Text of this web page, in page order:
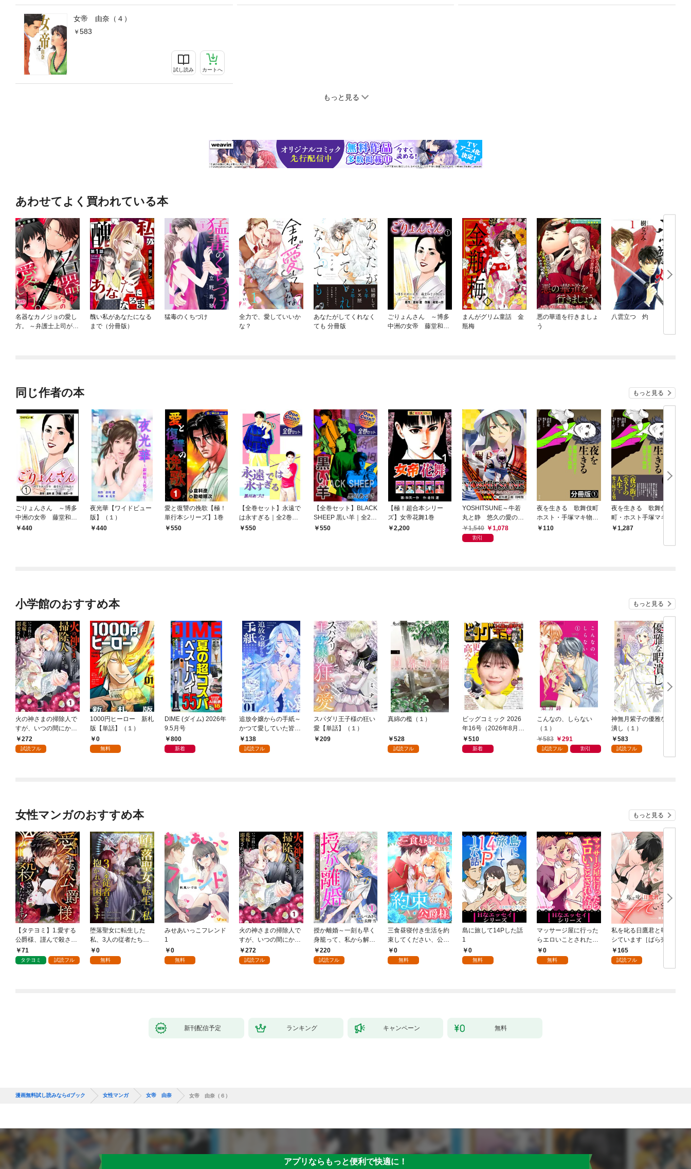
女帝 由奈（４）
583
試し読み カートへ
もっと見る
あわせてよく買われている本
名器なカノジョの愛し
方。 ～弁護士上司が私
醜い私があなたになる
まで（分冊版）
猛毒のくちづけ
全力で、愛していいか
な？
あなたがしてくれなく
ても 分冊版
ごりょんさん ～博多
中洲の女帝 藤堂和子
まんがグリム童話 金
瓶梅
悪の華道を行きましょ
う
八雲立つ 灼
同じ作者の本 もっと見る
ごりょんさん ～博多
中洲の女帝 藤堂和子
の物語～ 1【ワイド
440
夜光華【ワイドビュー
版】（１）
440
愛と復讐の挽歌【極！
単行本シリーズ】1巻
550
【全巻セット】永遠で
は永すぎる｜全2巻ワ
ンコイン！！
550
【全巻セット】BLACK
SHEEP 黒い羊｜全2巻
ワンコイン！！
550
【極！超合本シリー
ズ】女帝花舞1巻
2,200
YOSHITSUNE～牛若
丸と静 悠久の愛の物
語～【合冊版】
1,540 1,078
割引
夜を生きる 歌舞伎町
ホスト・手塚マキ物
語 分冊版（1）
110
夜を生きる 歌舞伎
町・ホスト手塚マキ物
語1,287
小学館のおすすめ本 もっと見る
火の神さまの掃除人で
すが、いつの間にか花
嫁として溺愛されてい
ます【単話】（１）
272
試読フル
1000円ヒーロー 新札
版【単話】（１）
0
無料
DIME (ダイム) 2026年
9.5月号
800
新着
追放令嬢からの手紙～
かつて愛していた皆さ
まへ 私のことなどお忘
れですか？～【単話】
138
試読フル
スパダリ王子様の狂い
愛【単話】（１）
209
真綿の檻（１）
528
試読フル
ビッグコミック 2026
年16号（2026年8月7
日発売）
510
新着
こんなの、しらない
（１）
583
291
試読フル 割引
神無月紫子の優雅な暇
潰し（１）
583
試読フル
女性マンガのおすすめ本 もっと見る
【タテヨミ】1.愛する
公爵様、謹んで殺させ
ていただきます！
71
タテヨミ 試読フル
堕落聖女に転生した
私、3人の従者たちに
抱かれて困ってます 第
1話
0
無料
みせあいっこフレンド
1
0
無料
火の神さまの掃除人で
すが、いつの間にか花
嫁として溺愛されてい
ます【単話】（１）
272
試読フル
授か離婚～一刻も早く
身籠って、私から解放
してさしあげます！1
220
試読フル
三食昼寝付き生活を約
束してください、公爵
様 1話
0
無料
島に旅して14Pした話
1
0
無料
マッサージ屋に行った
らエロいことされた話
1 0
無料
私を叱る日鷹君と毎晩
シています［ばら売
り］ 第1話
165
試読フル
新刊配信予定 ランキング キャンペーン 無料
漫画無料試し読みならdブック 女性マンガ 女帝 由奈 女帝 由奈（６）
アプリならもっと便利で快適に！